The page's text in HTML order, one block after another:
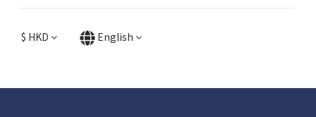
$ HKD English